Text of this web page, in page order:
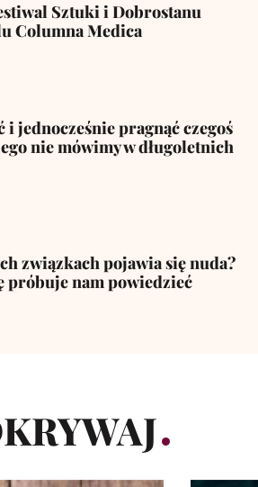
Sztuki i Dobrostanu
Columna Medica
i jednocześnie pragnąć czegoś
nie mówimy w długoletnich
związkach pojawia się nuda?
próbuje nam powiedzieć